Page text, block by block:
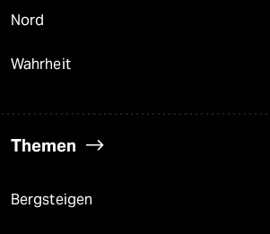
Nord
Wahrheit
Themen
Bergsteigen